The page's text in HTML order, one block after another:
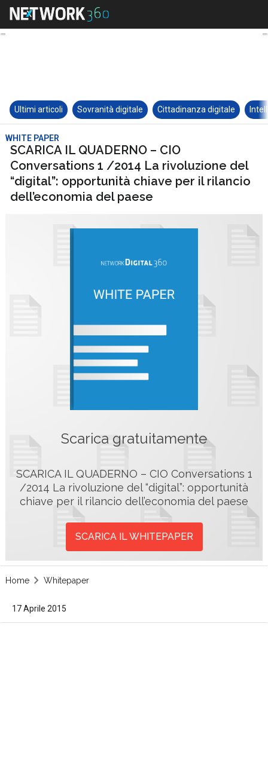
Ultimi articoli Sovranità digitale Cittadinanza digitale
WHITE PAPER
SCARICA IL QUADERNO – CIO
Conversations 1 /2014 La rivoluzione del
“digital”: opportunità chiave per il rilancio
dell’economia del paese
Scarica gratuitamente
SCARICA IL QUADERNO – CIO Conversations 1
/2014 La rivoluzione del “digital”: opportunità
chiave per il rilancio dell’economia del paese
SCARICA IL WHITEPAPER
Home Whitepaper
17 Aprile 2015